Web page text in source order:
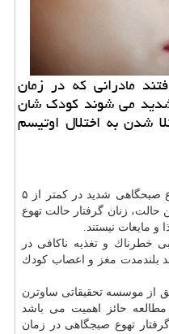
مادرانی كه در زمان
شدید می شوند كودك شان
شدن به اختلال اوتیسم
به گزارش اپتیك به نقل از مهر، تهوع صبحگاهی شدید در كمتر از ۵
زنان گرفتار حالت تهوع
مایعات نیستند.
خطرناك و تغذیه ناكافی در
بلندمدت مغز
و اعصاب كودك
از موسسه تحقیقاتی ساوترن
مطالعه حائز اهمیت می باشد
تهوع صبجگاهی در زمان